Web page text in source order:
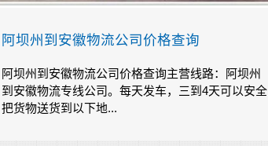
阿坝州到安徽物流公司价格查询
阿坝州到安徽物流公司价格查询主营线路：阿坝州
到安徽物流专线公司。每天发车，三到4天可以安全
把货物送货到以下地...